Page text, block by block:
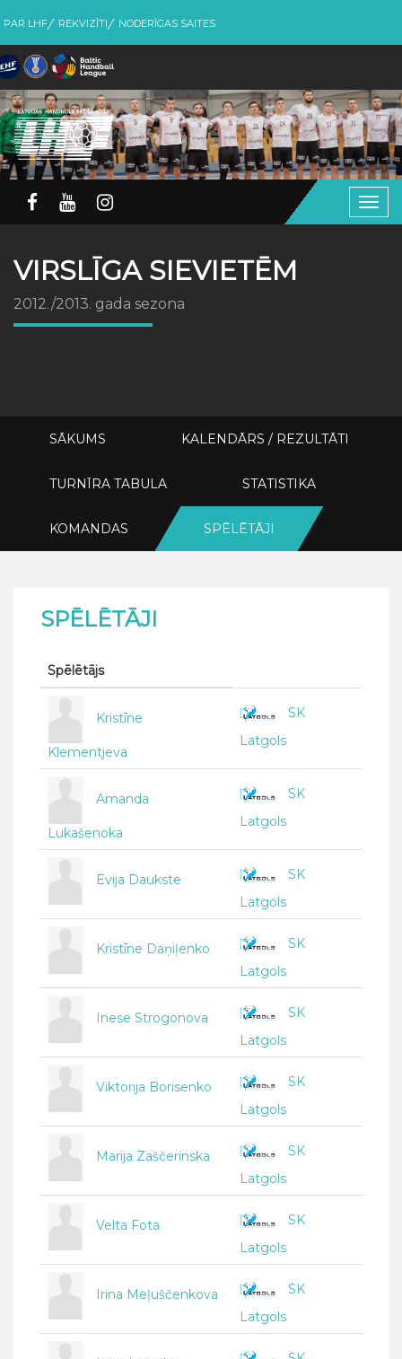
PAR LHF REKVIZĪTI NODERĪGAS SAITES
VIRSLĪGA SIEVIETĒM
2012./2013. gada sezona
SĀKUMS KALENDĀRS / REZULTĀTI
TURNĪRA TABULA STATISTIKA
KOMANDAS SPĒLĒTĀJI
SPĒLĒTĀJI
Spēlētājs
Kristīne
Klementjeva
SK
Latgols
Amanda
Lukašenoka
SK
Latgols
Evija Daukste
SK
Latgols
Kristīne Daņiļenko
SK
Latgols
Inese Strogonova
SK
Latgols
Viktorija Borisenko
SK
Latgols
Marija Zaščerinska
SK
Latgols
Velta Fota
SK
Latgols
Irina Meļuščenkova
SK
Latgols